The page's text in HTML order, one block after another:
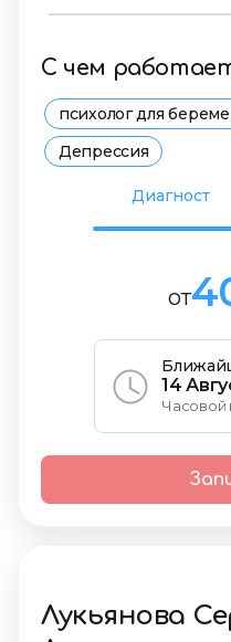
С чем
психолог для
Депрессия
Диагност
от
14
Часовой
Лукьянова